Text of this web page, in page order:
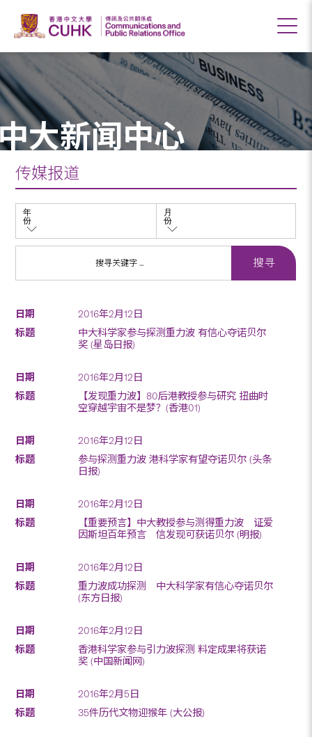
大新闻中心
传媒报道
年
份
月
份
2016年2月12日
中大科学家参与探测重力波 有信心夺诺贝尔
奖 (星岛日报)
2016年2月12日
【发现重力波】80后港教授参与研究 扭曲时
空穿越宇宙不是梦？(香港01)
2016年2月12日
参与探测重力波 港科学家有望夺诺贝尔 (头条
日报)
2016年2月12日
【重要预言】中大教授参与测得重力波 证爱
因斯坦百年预言 信发现可获诺贝尔 (明报)
2016年2月12日
重力波成功探测 中大科学家有信心夺诺贝尔
(东方日报)
2016年2月12日
香港科学家参与引力波探测 料定成果将获诺
奖 (中国新闻网)
2016年2月5日
35件历代文物迎猴年 (大公报)